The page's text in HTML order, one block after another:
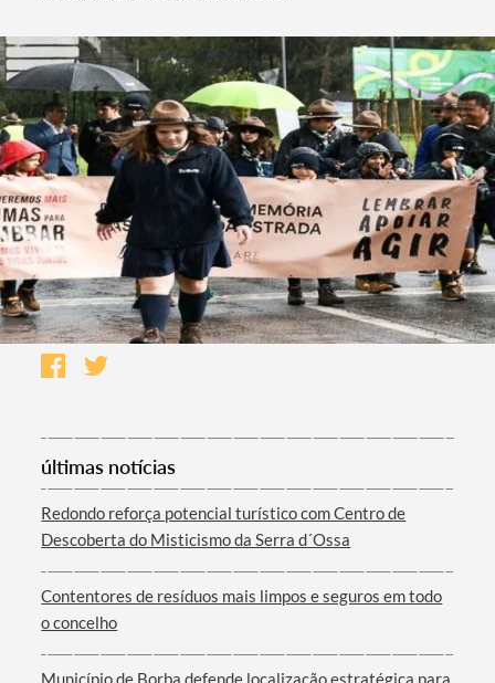
últimas notícias
Redondo reforça potencial turístico com Centro de
Descoberta do Misticismo da Serra d´Ossa
Contentores de resíduos mais limpos e seguros em todo
o concelho
Município de Borba defende localização estratégica para